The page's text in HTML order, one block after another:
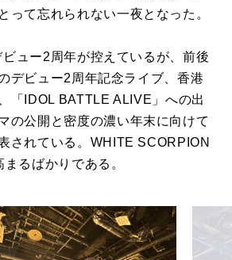
って忘れられない一夜となった。
ュー2周年が控えているが、前後
デビュー2周年記念ライブ、香港
「IDOL BATTLE ALIVE」への出
の公開と密度の濃い年末に向けて
されている。WHITE SCORPION
るばかりである。